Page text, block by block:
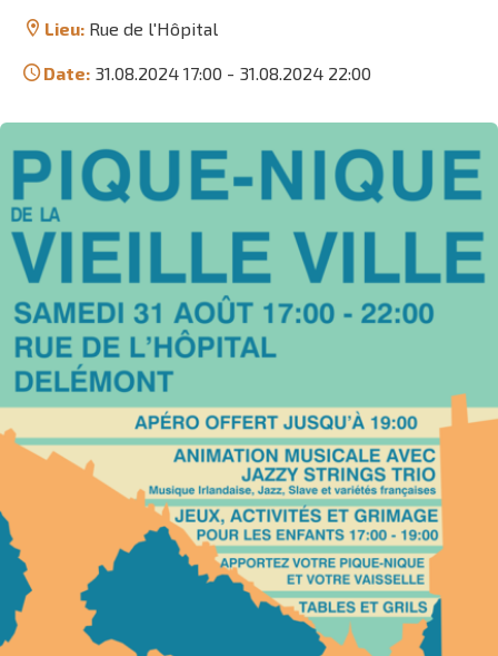
Lieu: Rue de l'Hôpital
Date: 31.08.2024 17:00 - 31.08.2024 22:00